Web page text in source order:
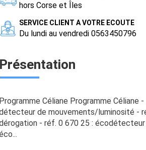
hors Corse et Îles
SERVICE CLIENT A VOTRE ECOUTE
Du lundi au vendredi 0563450796
Présentation
Programme Céliane Programme Céliane
de mouvements/luminosité -
- réf. 0 670 25 :